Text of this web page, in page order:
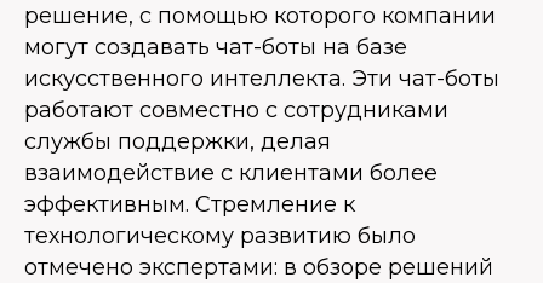
решение, с помощью которого компании
могут создавать чат-боты на базе
искусственного интеллекта. Эти чат-боты
работают совместно с сотрудниками
службы поддержки, делая
взаимодействие с клиентами более
эффективным. Стремление к
технологическому развитию было
отмечено экспертами: в обзоре решений